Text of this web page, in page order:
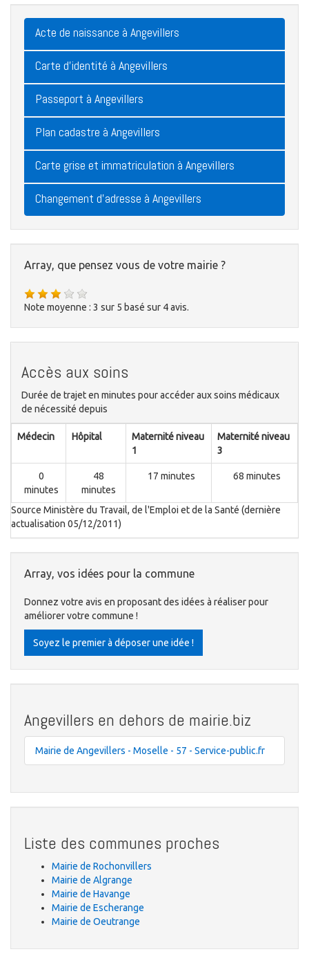
Acte de naissance à Angevillers
Carte d'identité à Angevillers
Passeport à Angevillers
Plan cadastre à Angevillers
Carte grise et immatriculation à Angevillers
Changement d'adresse à Angevillers
Array, que pensez vous de votre mairie ?
Note moyenne : 3 sur 5 basé sur 4avis.
Accès aux soins
Durée de trajet en minutes pour accéder aux soins médicaux
de nécessité depuis
Médecin Hôpital
Maternité niveau
1
Maternité niveau
3
0
minutes
48
minutes
17 minutes 68 minutes
Source Ministère du Travail, de l'Emploi et de la Santé (dernière
actualisation 05/12/2011)
Array, vos idées pour la commune
Donnez votre avis en proposant des idées à réaliser pour
améliorer votre commune !
Soyez le premier à déposer une idée !
Angevillers en dehors de mairie.biz
Mairie de Angevillers - Moselle - 57 - Service-public.fr
Liste des communes proches
Mairie de Rochonvillers
Mairie de Algrange
Mairie de Havange
Mairie de Escherange
Mairie de Oeutrange